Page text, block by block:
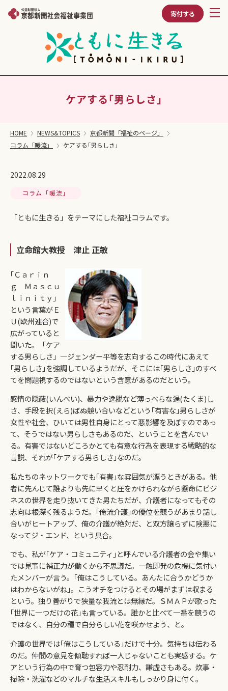
寄付する
ケアする｢男らしさ｣
HOME NEWS&TOPICS
京都新聞「福祉のページ」
コラム「暖流」
ケアする｢男らしさ｣
2022.08.29
コラム「暖流」
「ともに生きる」をテーマにした福祉コラムです。
立命館大教授 津止 正敏
｢Ｃａｒｉｎ
ｇ Ｍａｓｃｕ
ｌｉｎｉｔｙ｣
という言葉がＥ
Ｕ(欧州連合)で
広がっていると
聞いた。「ケア
する男らしさ」―ジェンダー平等を志向するこの時代にあえて
｢男らしさ｣を強調しているようだが、そこには｢男らしさ｣のすべ
てを問題視するのではないという含意があるのだという。
感情の隠蔽(いんぺい)、暴力や逸脱など薄っぺらな逞(たくま)し
さ、手段を択(えら)ばぬ競い合いなどという｢有害な｣男らしさが
女性や社会、ひいては男性自身にとって悪影響を及ぼすのであっ
て、そうではない男らしさもあるのだ、ということを含んでい
る。有害ではないどころかとても有意な行為を表現する戦略的な
言説、それが｢ケアする男らしさ｣なのだ。
私たちのネットワークでも｢有害｣な雰囲気が漂うときがある。他
者に先んじて誰よりも先に早くと圧をかけられながら懸命にビジ
ネスの世界を走り抜いてきた男たちだが、介護者になってもその
志向は根深く残るようだ。｢俺流介護｣の優位を競うがあまり話し
合いがヒートアップ、俺の介護が絶対だ、と双方譲らずに険悪に
なってジ・エンド、という具合。
でも、私が｢ケア・コミュニティ｣と呼んでいる介護者の会や集い
では見事に補正力が働くから不思議だ。一触即発の危機に気付い
たメンバーが言う。｢俺はこうしている。あんたに合うかどうか
はわからないがね｣。こうオチをつけるとその場がまずは収まる
という。独り善がりで狭量な我流とは無縁だ。ＳＭＡＰが歌った
｢世界に一つだけの花｣も言っている。誰かと比べて一番を競うの
ではなく、自分の種で自分らしい花を咲かせよう、と。
介護の世界では｢俺はこうしている｣だけで十分。気持ちは伝わる
のだ。仲間の意見を傾聴すれば一人じゃないことも実感する。ケ
アという行為の中で育つ包容力や忍耐力、謙虚さもある。炊事・
掃除・洗濯などのマルチな生活スキルもしっかり身に付く。